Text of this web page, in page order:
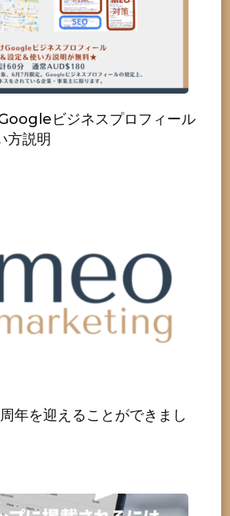
ビジネスプロフィール
方説明
年を迎えることができまし